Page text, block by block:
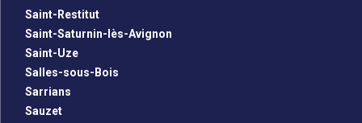
Saint-Restitut
Saint-Saturnin-lès-Avignon
Saint-Uze
Salles-sous-Bois
Sarrians
Sauzet